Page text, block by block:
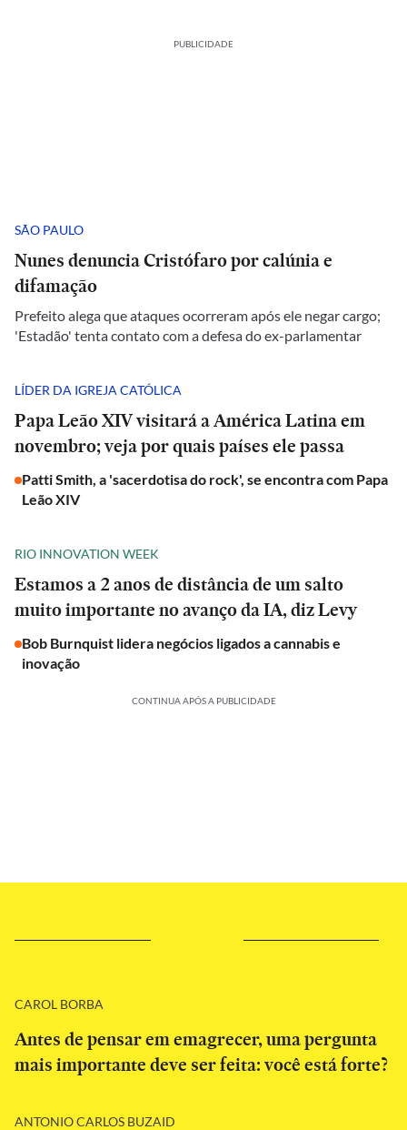
PUBLICIDADE
SÃO PAULO
Nunes denuncia Cristófaro por calúnia e
difamação
Prefeito alega que ataques ocorreram após ele negar cargo;
'Estadão' tenta contato com a defesa do ex-parlamentar
LÍDER DA IGREJA CATÓLICA
Papa Leão XIV visitará a América Latina em
novembro; veja por quais países ele passa
Patti Smith, a 'sacerdotisa do rock', se encontra com Papa
Leão XIV
RIO INNOVATION WEEK
Estamos a 2 anos de distância de um salto
muito importante no avanço da IA, diz Levy
Bob Burnquist lidera negócios ligados a cannabis e
inovação
CONTINUA APÓS A PUBLICIDADE
CAROL BORBA
Antes de pensar em emagrecer, uma pergunta
mais importante deve ser feita: você está forte?
ANTONIO CARLOS BUZAID